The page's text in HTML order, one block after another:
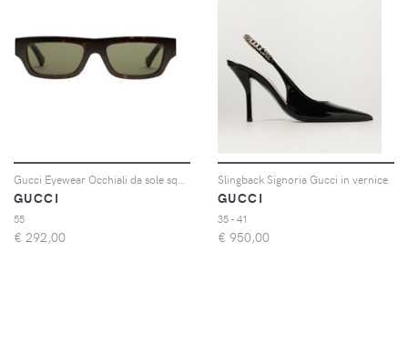
GUCCI
55
€ 292,00
Slingback Signoria Gucci in vernice
GUCCI
35 - 41
€ 950,00